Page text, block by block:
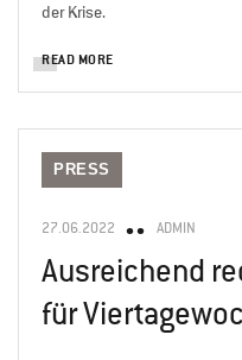
der Krise.
READ MORE
PRESS
27.06.2022 ADMIN
Ausreichend
für